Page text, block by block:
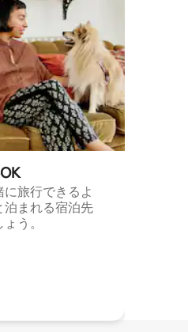
旅行できるよ
泊まれる宿泊先
う。